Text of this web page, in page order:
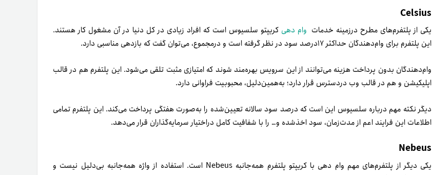
Celsius
یکی از پلتفرم‌های مطرح در‌زمینه خدمات‌ وام دهی کریپتو سلسیوس است که افراد زیادی در کل دنیا در آن مشغول کار هستند.
این پلتفرم برای وام‌دهندگان حداکثر ۱۷درصد سود در نظر گرفته است و درمجموع، می‌توان گفت که بازدهی مناسبی دارد.
وام‌دهندگان بدون پرداخت هزینه می‌توانند از این سرویس بهره‌مند شوند که امتیازی مثبت تلقی می‌شود. این پلتفرم هم در قالب
اپلیکیشن و هم در قالب وب دردسترس قرار دارد؛ به‌همین‌دلیل، محبوبیت فراوانی دارد.
دیگر نکته مهم درباره سلسیوس این است که درصد سود سالانه‌ تعیین‌شده را به‌صورت هفتگی پرداخت می‌کند. این پلتفرم تمامی
اطلاعات این فرایند اعم از مدت‌زمان، سود اخذ‌شده و… را با شفافیت کامل در‌اختیار سرمایه‌گذاران قرار می‌دهد.
Nebeus
یکی دیگر از پلتفرم‌های مهم وام دهی با کریپتو پلتفرم همه‌جانبه Nebeus است. استفاده از واژه همه‌جانبه بی‌دلیل نیست و